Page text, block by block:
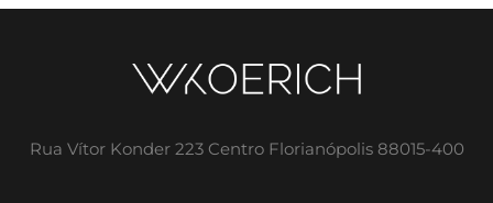
Rua Vítor Konder 223 Centro Florianópolis 88015-400